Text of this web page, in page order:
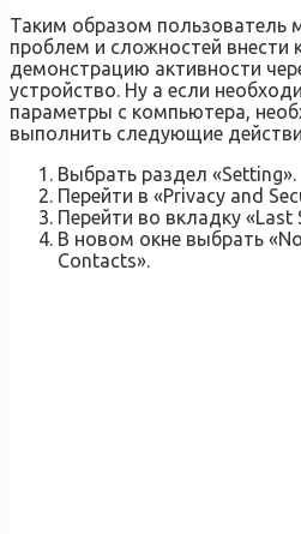
Таким образом пользователь
проблем и сложностей внести
демонстрацию активности
устройство. Ну а если
параметры с компьютера,
выполнить следующие
Выбрать раздел «Setting».
Перейти в «Privacy and
Перейти во вкладку «Last
В новом окне выбрать
Contacts».